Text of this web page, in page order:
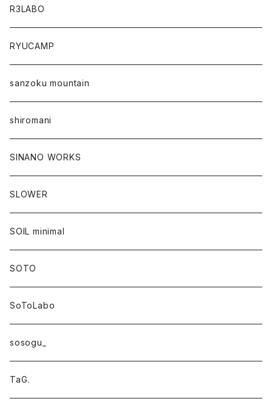
R3LABO
RYUCAMP
sanzoku mountain
shiromani
SINANO WORKS
SLOWER
SOIL minimal
SOTO
SoToLabo
sosogu_
TaG.